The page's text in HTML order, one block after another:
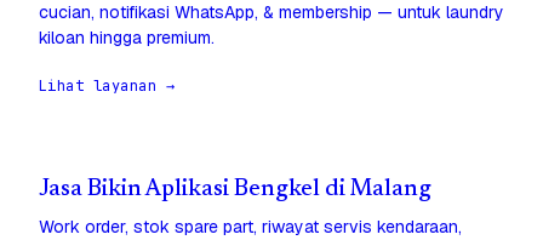
cucian, notifikasi WhatsApp, & membership — untuk laundry
kiloan hingga premium.
Lihat layanan →
Jasa Bikin Aplikasi Bengkel di Malang
Work order, stok spare part, riwayat servis kendaraan,